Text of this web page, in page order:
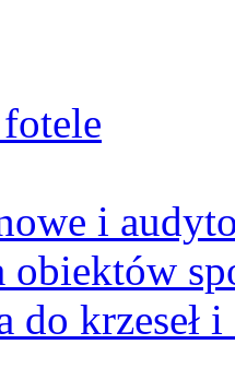
i
obiektów
do krzeseł